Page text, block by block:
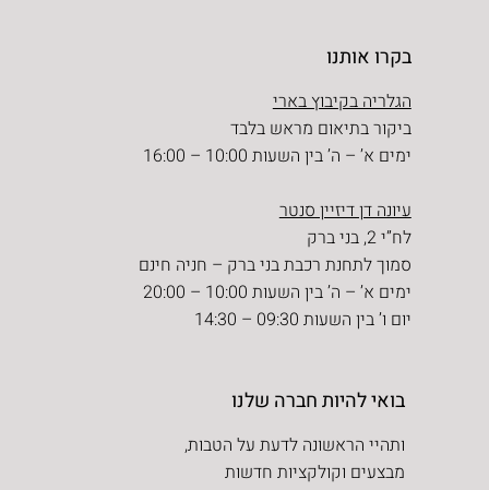
בקרו אותנו
הגלריה בקיבוץ בארי
ביקור בתיאום מראש בלבד
ימים א’ – ה’ בין השעות 10:00 – 16:00
עיונה דן דיזיין סנטר
לח”י 2, בני ברק
סמוך לתחנת רכבת בני ברק – חניה חינם
ימים א’ – ה’ בין השעות 10:00 – 20:00
יום ו’ בין השעות 09:30 – 14:30
בואי להיות חברה שלנו
ותהיי הראשונה לדעת על הטבות,
מבצעים וקולקציות חדשות